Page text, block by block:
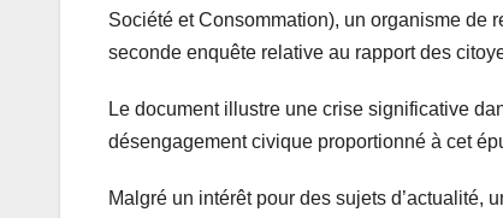
Société et Consommation), un organisme de
seconde enquête relative au rapport des
Le document illustre une crise significative
désengagement civique proportionné à cet
Malgré un intérêt pour des sujets d’actualité,